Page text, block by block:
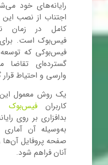
رایانه‌های خود
اجتناب از نصب این
کامل در
فیس‌بوک است. برای
فیس‌بوکی که
گسترده‌ای تقاضا
وارسی و احتیاط قرار
یک روش معمول
کاربرانفیس‌بوک
بدافزاری بر روی
به‌وسیله آن
صفحه پروفایل آن‌ها
آنان فراهم شود.